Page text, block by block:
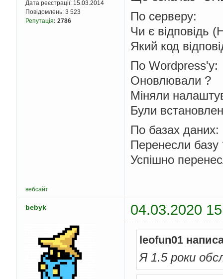
Дата реєстрації: 15.03.2014
Повідомлень: 3 523
Репутація: 2786
По серверу:
Чи є відповідь
Який код
По Wordpress'у:
Оновлювали ?
Міняли
Були
По базах даних:
Перенесли базу
Успішно
вебсайт
bebyk 04.03.2020
leofun01
Я 1.5 роки